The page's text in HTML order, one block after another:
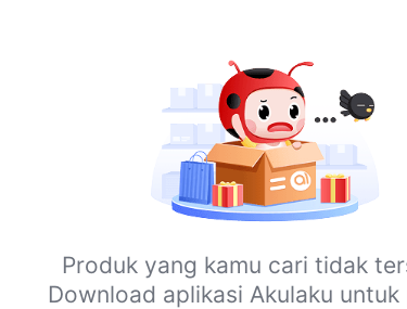
Produk yang kamu cari tidak
Download aplikasi Akulaku